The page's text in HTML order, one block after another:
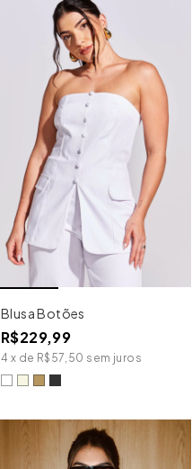
Blusa Botões
R$229,99
4 x de R$57,50 sem juros